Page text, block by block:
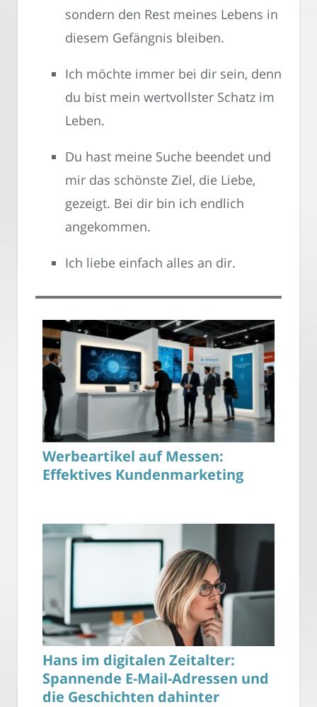
sondern den Rest meines Lebens in
diesem Gefängnis bleiben.
Ich möchte immer bei dir sein, denn
du bist mein wertvollster Schatz im
Leben.
Du hast meine Suche beendet und
mir das schönste Ziel, die Liebe,
gezeigt. Bei dir bin ich endlich
angekommen.
Ich liebe einfach alles an dir.
Werbeartikel auf Messen:
Effektives Kundenmarketing
Hans im digitalen Zeitalter:
Spannende E-Mail-Adressen und
die Geschichten dahinter